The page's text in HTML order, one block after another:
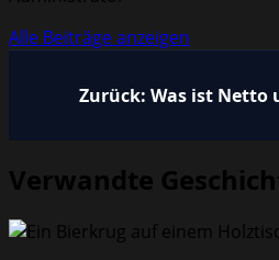
Alle Beiträge anzeigen
Zurück: Was ist Netto
Verwandte